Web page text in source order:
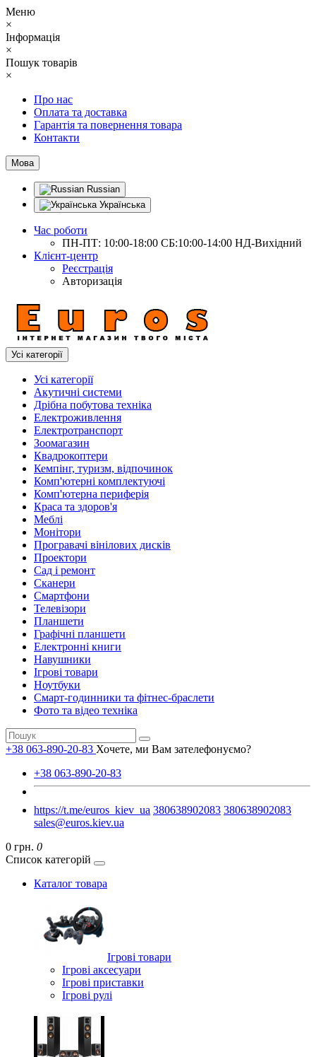
Меню
×
Інформація
×
Пошук товарів
×
Про нас
Оплата та доставка
Гарантія та повернення товара
Контакти
Мова
Russian
Українська
Час роботи
ПН-ПТ: 10:00-18:00 СБ:10:00-14:00 НД-Вихідний
Клієнт-центр
Реєстрація
Авторизація
Усі категорії
Усі категорії
Акутичні системи
Дрібна побутова техніка
Електроживлення
Електротранспорт
Зоомагазин
Квадрокоптери
Кемпінг, туризм, відпочинок
Комп'ютерні комплектуючі
Комп'ютерна периферія
Краса та здоров'я
Меблі
Монітори
Програвачі вінілових дисків
Проектори
Сад і ремонт
Сканери
Смартфони
Телевізори
Планшети
Графічні планшети
Електронні книги
Навушники
Ігрові товари
Ноутбуки
Смарт-годинники та фітнес-браслети
Фото та відео техніка
+38 063-890-20-83 Хочете, ми Вам зателефонуємо?
+38 063-890-20-83
https://t.me/euros_kiev_ua 380638902083 380638902083
sales@euros.kiev.ua
0 грн. 0
Список категорій
Каталог товара
Ігрові товари
Ігрові аксесуари
Ігрові приставки
Ігрові рулі